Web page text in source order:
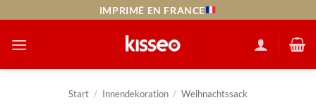
springen
IMPRIMÉ EN FRANCE
Start / Innendekoration / Weihnachtssack